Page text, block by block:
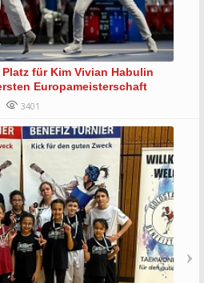
Platz für Kim Vivian Habulin
Europameisterschaft
3401